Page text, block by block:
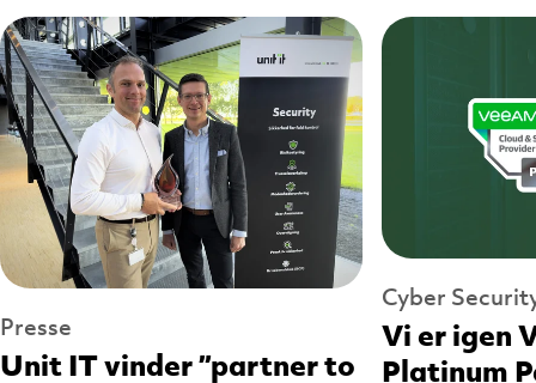
Presse
Unit IT vinder ”partner to
Cyber
Vi er igen
Platinum